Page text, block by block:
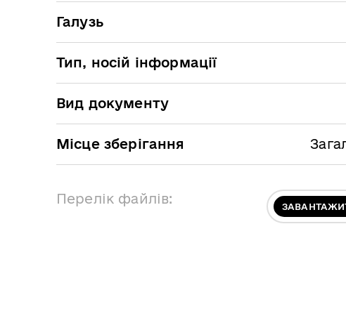
Галузь
Тип, носій інформації
Вид документу
Місце зберігання
Перелік файлів: